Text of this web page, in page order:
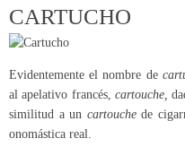
CARTUCHO
Evidentemente el nombre de
al apelativo francés, cartouche,
similitud a un cartouchede
onomástica real.